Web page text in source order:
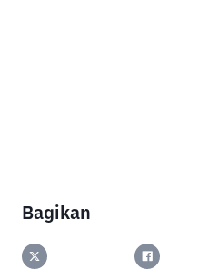
Bagikan